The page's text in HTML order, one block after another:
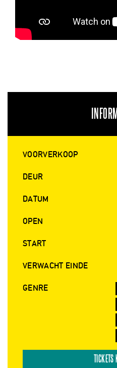
VOORVERKOOP
DEUR
DATUM
OPEN
START
VERWACHT EINDE
GENRE